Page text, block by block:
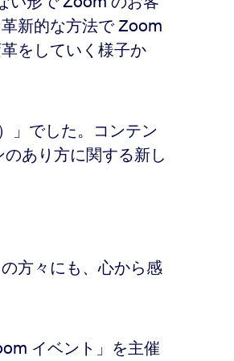
新的な方法で Zoom
をしていく様子か
」でした。コンテン
あり方に関する新し
方々にも、心から感
イベント」を主催